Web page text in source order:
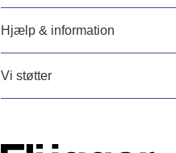
Hjælp & information
Vi støtter